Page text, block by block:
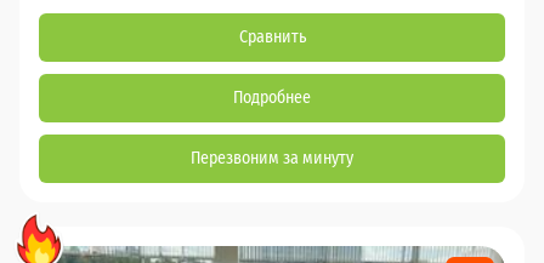
Сравнить
Подробнее
Перезвоним за минуту